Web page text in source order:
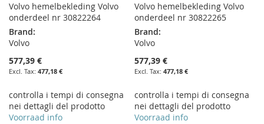
Volvo hemelbekleding Volvo
onderdeel nr 30822264
Brand:
Volvo
577,39 €
477,18 €
controlla i tempi di consegna
nei dettagli del prodotto
Voorraad info
Volvo hemelbekleding Volvo
onderdeel nr 30822265
Brand:
Volvo
577,39 €
477,18 €
controlla i tempi di consegna
nei dettagli del prodotto
Voorraad info